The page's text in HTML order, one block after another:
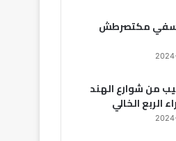
مكتصرطش
من شوارع الهند
الربع الخالي